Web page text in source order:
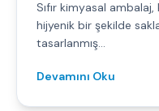
Sıfır kimyasal
hijyenik bir şekilde
tasarlanmış...
Devamını Oku